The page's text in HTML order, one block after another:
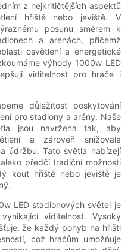
z nejkritičtějších aspektů
hřiště nebo jeviště. V
posunu směrem k
a arénách, přičemž
osvětlení a energetické
výhody 1000w LED
viditelnost pro hráče i
důležitost poskytování
pro stadiony a arény. Naše
jsou navržena tak, aby
a zároveň snižovala
údržbu. Tato světla nabízejí
předčí tradiční možnosti
kout hřiště nebo jeviště je
LED stadionových světel je
viditelnost. Vysoký
že každý pohyb na hřišti
což hráčům umožňuje